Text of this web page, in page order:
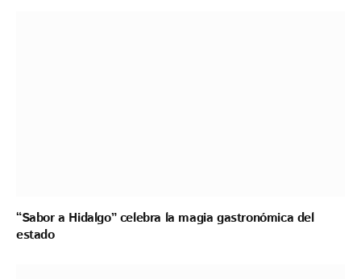
“Sabor a Hidalgo” celebra la magia gastronómica del
estado